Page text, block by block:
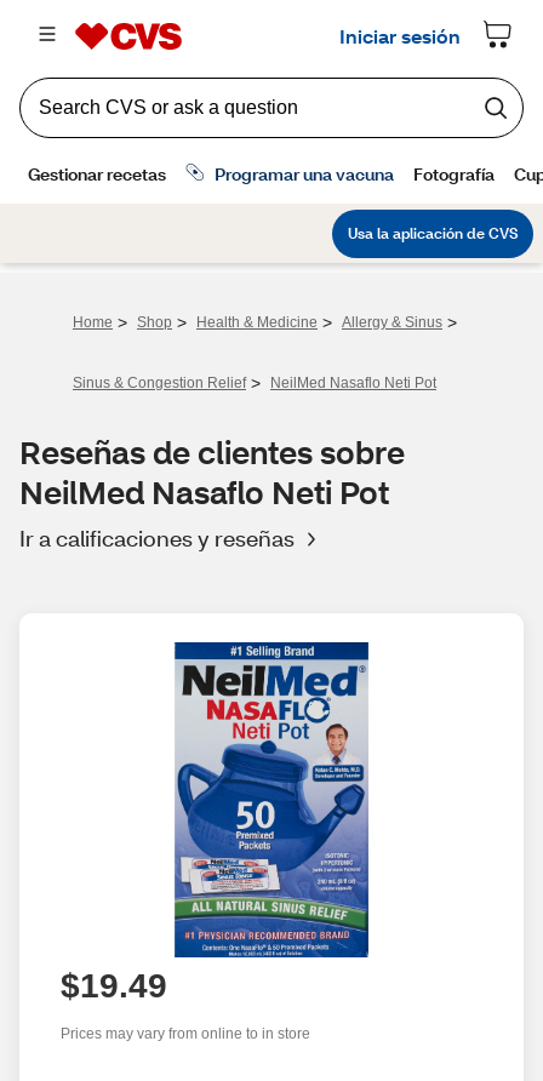
Home > Shop > Health & Medicine > Allergy & Sinus >
Sinus & Congestion Relief > NeilMed Nasaflo Neti Pot
Reseñas de clientes sobre
NeilMed Nasaflo Neti Pot
Ir a calificaciones y reseñas
$19.49
Prices may vary from online to in store